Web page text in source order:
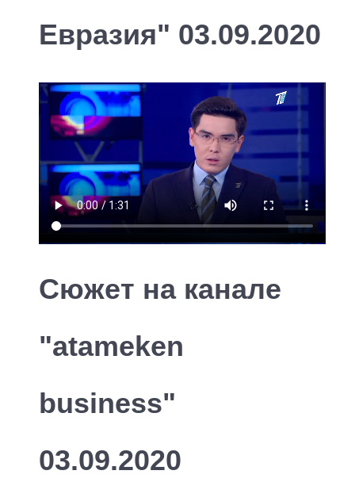
Евразия" 03.09.2020
Сюжет на канале
"atameken
business"
03.09.2020